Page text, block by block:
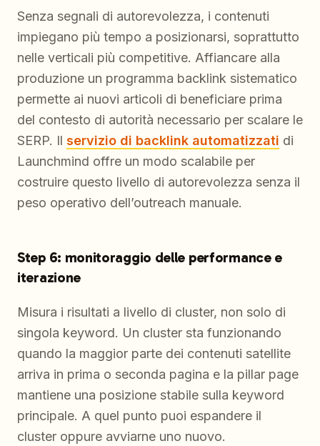
Senza segnali di autorevolezza, i contenuti
impiegano più tempo a posizionarsi, soprattutto
nelle verticali più competitive. Affiancare alla
produzione un programma backlink sistematico
permette ai nuovi articoli di beneficiare prima
del contesto di autorità necessario per scalare le
SERP. Il servizio di backlink automatizzati di
Launchmind offre un modo scalabile per
costruire questo livello di autorevolezza senza il
peso operativo dell’outreach manuale.
Step 6: monitoraggio delle performance e
iterazione
Misura i risultati a livello di cluster, non solo di
singola keyword. Un cluster sta funzionando
quando la maggior parte dei contenuti satellite
arriva in prima o seconda pagina e la pillar page
mantiene una posizione stabile sulla keyword
principale. A quel punto puoi espandere il
cluster oppure avviarne uno nuovo.